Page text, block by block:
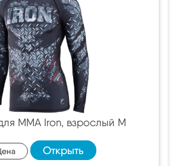
MMA Iron, взрослый M
Открыть